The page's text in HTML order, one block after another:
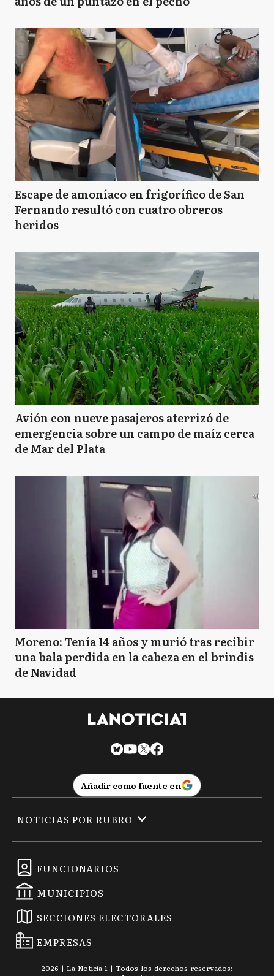
Escape de amoníaco en frigorífico de San
Fernando resultó con cuatro obreros
heridos
Avión con nueve pasajeros aterrizó de
emergencia sobre un campo de maíz cerca
de Mar del Plata
Moreno: Tenía 14 años y murió tras recibir
una bala perdida en la cabeza en el brindis
de Navidad
Añadir como fuente en
FUNCIONARIOS
MUNICIPIOS
SECCIONES ELECTORALES
EMPRESAS
NOTICIAS POR RUBRO
2026 | La Noticia 1 | Todos los derechos reservados: